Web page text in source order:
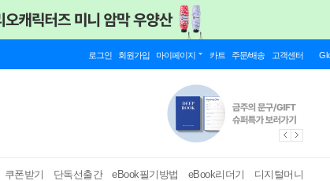
로그인 회원가입 마이페이지 카트 주문/배송 고객센터
쿠폰받기 단독선출간 eBook필기방법 eBook리더기 디지털머니